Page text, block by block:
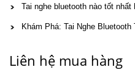
Tai nghe bluetooth nào tốt nhất
Khám Phá: Tai Nghe
Liên hệ mua hàng